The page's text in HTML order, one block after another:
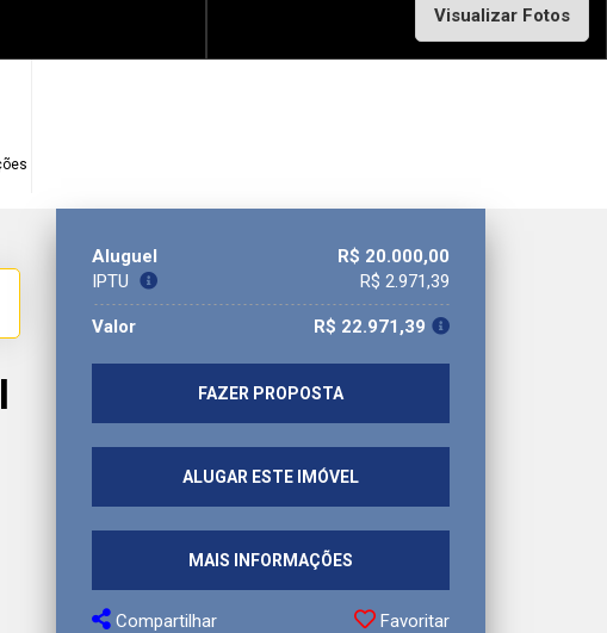
Visualizar Fotos
Aluguel
R$ 20.000,00
IPTU
R$ 2.971,39
Valor R$ 22.971,39
FAZER PROPOSTA
ALUGAR ESTE IMÓVEL
MAIS INFORMAÇÕES
Compartilhar Favoritar